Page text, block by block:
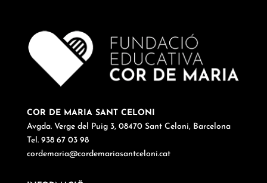
COR DE MARIA SANT CELONI
Avgda. Verge del Puig 3, 08470 Sant Celoni, Barcelona
Tel. 938 67 03 98
cordemaria@cordemariasantceloni.cat